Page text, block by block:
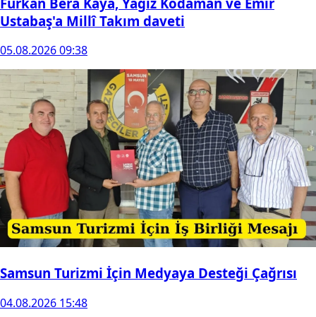
Ustabaş'a Millî Takım daveti
05.08.2026 09:38
Samsun Turizmi İçin Medyaya Desteği Çağrısı
04.08.2026 15:48